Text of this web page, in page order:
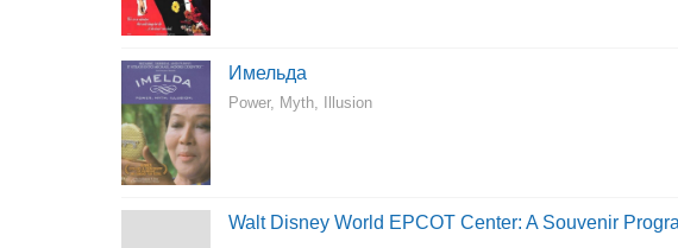
Имельда
Power, Myth, Illusion
Walt Disney World EPCOT Center: A Souvenir